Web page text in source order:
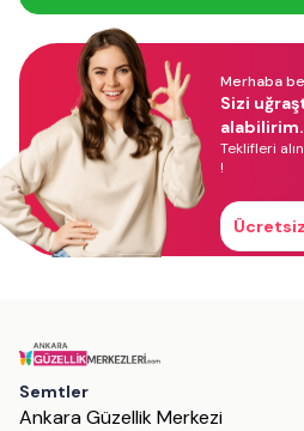
Merhaba
Sizi
alabilirim.
Teklifleri
!
Semtler
Ankara Güzellik Merkezi